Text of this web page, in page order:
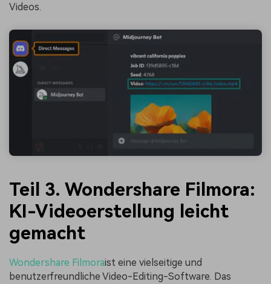
Videos.
Teil 3. Wondershare Filmora:
KI-Videoerstellung leicht
gemacht
Wondershare Filmoraist eine vielseitige und
benutzerfreundliche Video-Editing-Software. Das